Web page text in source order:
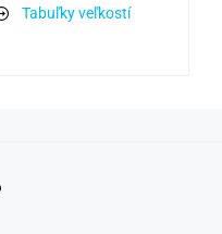
Tabuľky veľkostí